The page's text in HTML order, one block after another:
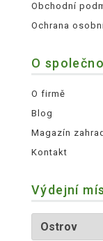
Obchodní
Ochrana
O
O firmě
Blog
Magazín
Kontakt
Výdejní